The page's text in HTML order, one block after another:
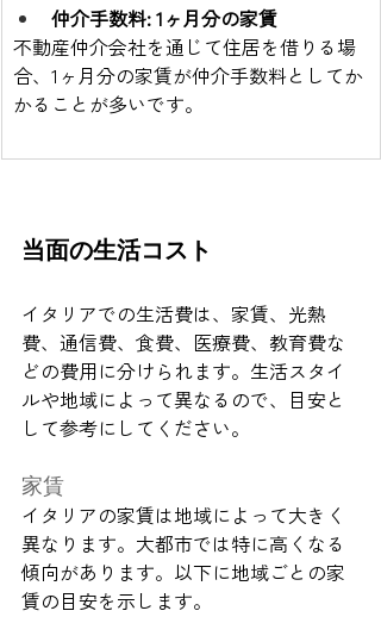
仲介手数料: 1ヶ月分の家賃
不動産仲介会社を通じて住居を借りる場
合、1ヶ月分の家賃が仲介手数料としてか
かることが多いです。
当面の生活コスト
イタリアでの生活費は、家賃、光熱
費、通信費、食費、医療費、教育費な
どの費用に分けられます。生活スタイ
ルや地域によって異なるので、目安と
して参考にしてください。
家賃
イタリアの家賃は地域によって大きく
異なります。大都市では特に高くなる
傾向があります。以下に地域ごとの家
賃の目安を示します。